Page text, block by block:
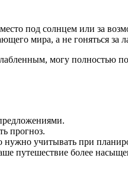
под солнцем или за
мира, а не гоняться за
могу полностью
прогноз.
нужно учитывать при
путешествие более